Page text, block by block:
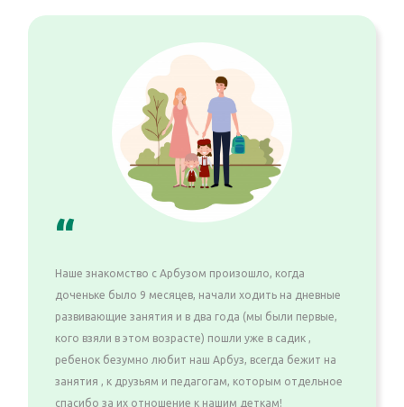
“
Наше знакомство с Арбузом произошло, когда
доченьке было 9 месяцев, начали ходить на дневные
развивающие занятия и в два года (мы были первые,
кого взяли в этом возрасте) пошли уже в садик ,
ребенок безумно любит наш Арбуз, всегда бежит на
занятия , к друзьям и педагогам, которым отдельное
спасибо за их отношение к нашим деткам!